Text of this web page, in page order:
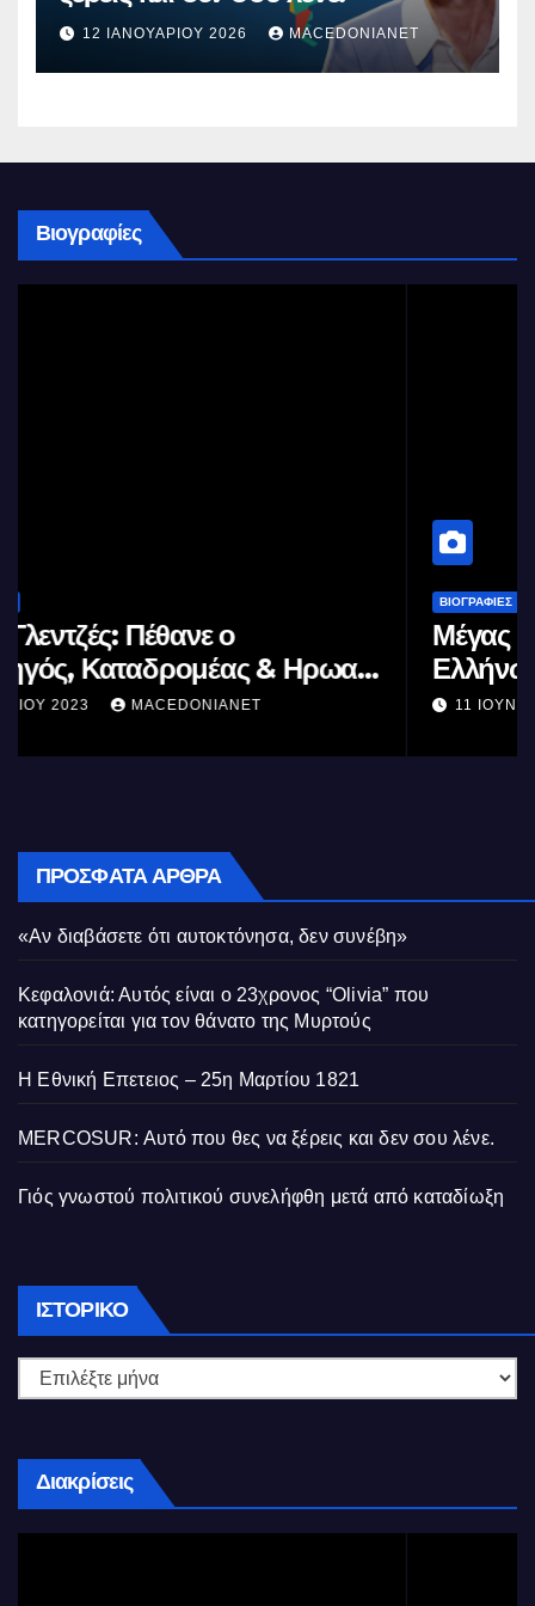
12 ΙΑΝΟΥΑΡΊΟΥ 2026 MACEDONIANET
Βιογραφίες
Μέγας Αλέξανδρος: Ο μέγιστος των
Ελλήνων
11 ΙΟΥΝΊΟΥ 2023 MACEDONIANET
ΠΡΌΣΦΑΤΑ ΆΡΘΡΑ
«Αν διαβάσετε ότι αυτοκτόνησα, δεν συνέβη»
Κεφαλονιά: Αυτός είναι ο 23χρονος “Olivia” που
κατηγορείται για τον θάνατο της Μυρτούς
Η Εθνική Επετειος – 25η Μαρτίου 1821
MERCOSUR: Αυτό που θες να ξέρεις και δεν σου λένε.
Γιός γνωστού πολιτικού συνελήφθη μετά από καταδίωξη
ΙΣΤΟΡΙΚΌ Ιστορικό
Διακρίσεις